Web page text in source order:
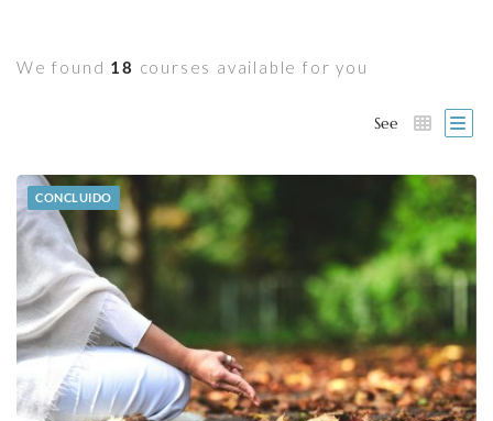
We found 18 courses available for you
See
CONCLUIDO